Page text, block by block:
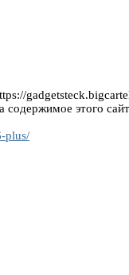
содержимое этого
plus/